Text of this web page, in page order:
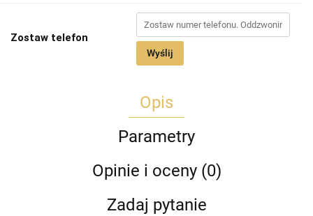
Zostaw telefon
Wyślij
Opis
Parametry
Opinie i oceny (0)
Zadaj pytanie